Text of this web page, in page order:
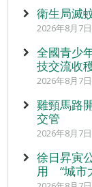
衛生局滅
2026年8月7
全國青少
技交流收
2026年8月7
雞頸馬路
交管
2026年8月7
徐日昇寅
用 “城市